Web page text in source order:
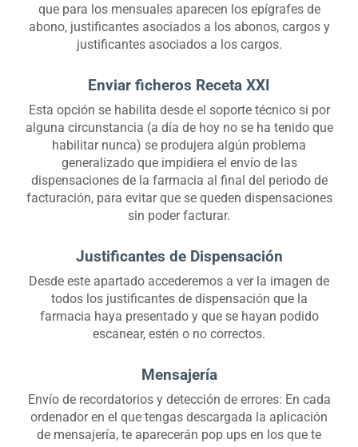
que para los mensuales aparecen los epígrafes de
abono, justificantes asociados a los abonos, cargos y
justificantes asociados a los cargos.
Enviar ficheros Receta XXI
Esta opción se habilita desde el soporte técnico si por
alguna circunstancia (a día de hoy no se ha tenido que
habilitar nunca) se produjera algún problema
generalizado que impidiera el envío de las
dispensaciones de la farmacia al final del periodo de
facturación, para evitar que se queden dispensaciones
sin poder facturar.
Justificantes de Dispensación
Desde este apartado accederemos a ver la imagen de
todos los justificantes de dispensación que la
farmacia haya presentado y que se hayan podido
escanear, estén o no correctos.
Mensajería
Envío de recordatorios y detección de errores: En cada
ordenador en el que tengas descargada la aplicación
de mensajería, te aparecerán pop ups en los que te